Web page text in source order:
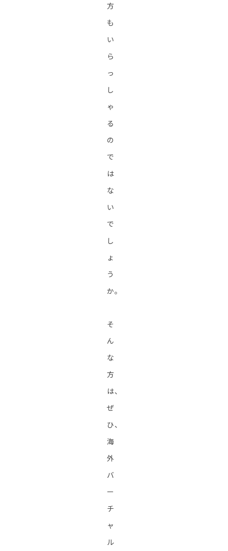
方
も
い
ら
っ
し
ゃ
る
の
で
は
な
い
で
し
ょ
う
か。
そ
ん
な
方
は、
ぜ
ひ、
海
外
バ
ー
チ
ャ
ル